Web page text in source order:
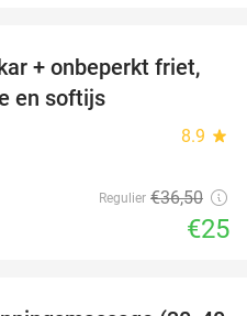
32%
+ onbeperkt friet,
en softijs
8.9 star
Regulier €36,50
€25